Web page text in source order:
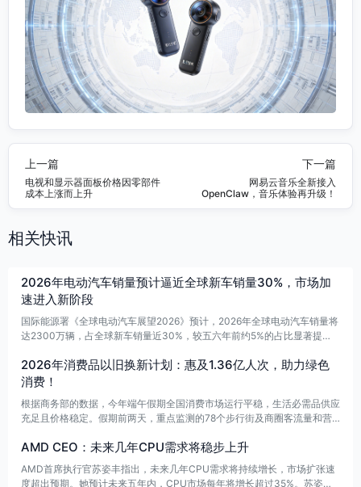
上一篇
电视和显示器面板价格因零部件
成本上涨而上升
下一篇
网易云音乐全新接入
OpenClaw，音乐体验再升级！
相关快讯
2026年电动汽车销量预计逼近全球新车销量30%，市场加
速进入新阶段
国际能源署《全球电动汽车展望2026》预计，2026年全球电动汽车销量将
达2300万辆，占全球新车销量近30%，较五六年前约5%的占比显著提
国际能源署称，全球电动汽车市场已进入加速增长新阶段。
2026年消费品以旧换新计划：惠及1.36亿人次，助力绿色
消费！
根据商务部的数据，今年端午假期全国消费市场运行平稳，生活必需品供应
充足且价格稳定。假期前两天，重点监测的78个步行街及商圈客流量和营
该政策惠及1.36亿人次，销售额超过1万亿元。其中，汽车以旧换新销售34
2.8万台，销售额达到5552.4亿元；家电、数码和智能产品销售13289.5万
台，销售额为4516.3亿元。
AMD CEO：未来几年CPU需求将稳步上升
AMD首席执行官苏姿丰指出，未来几年CPU需求将持续增长，市场扩张速
度超出预期。她预计未来五年内，CPU市场每年将增长超过35%。苏姿丰